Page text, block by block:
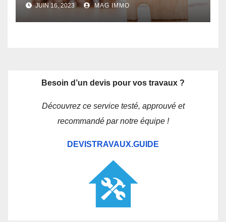
JUIN 16, 2023 MAG IMMO
Besoin d’un devis pour vos travaux ?
Découvrez ce service testé, approuvé et
recommandé par notre équipe !
DEVISTRAVAUX.GUIDE